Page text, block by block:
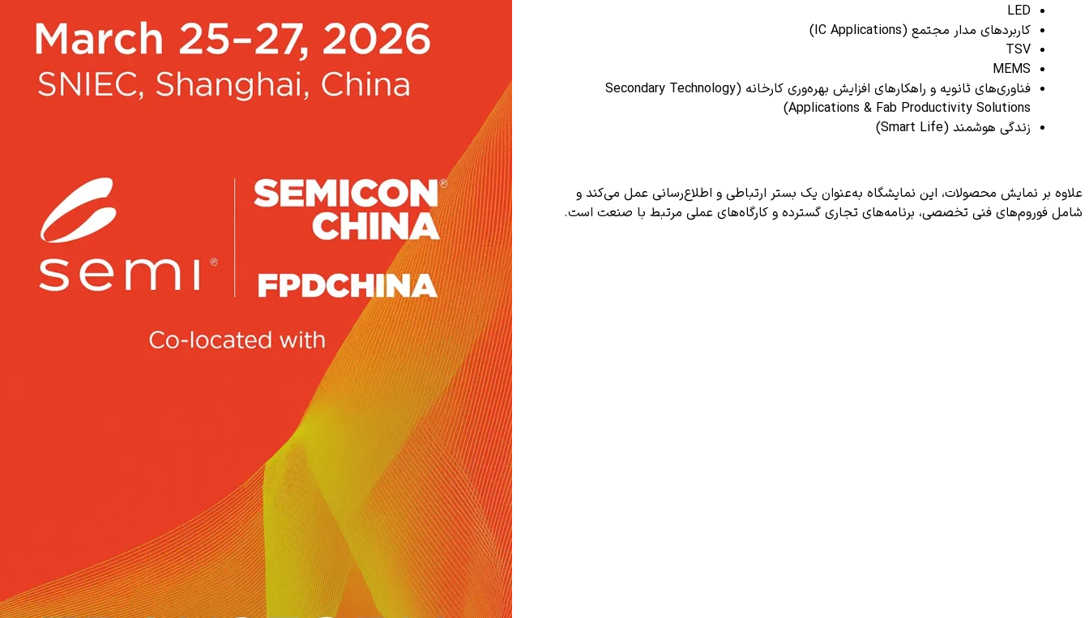
LED
کاربردهای مدار مجتمع (IC Applications)
TSV
MEMS
فناوری‌های ثانویه و راهکارهای افزایش بهره‌وری کارخانه (Secondary Technology
Applications & Fab Productivity Solutions)
زندگی هوشمند (Smart Life)
علاوه بر نمایش محصولات، این نمایشگاه به‌عنوان یک بستر ارتباطی و اطلاع‌رسانی عمل می‌کند و
شامل فوروم‌های فنی تخصصی، برنامه‌های تجاری گسترده و کارگاه‌های عملی مرتبط با صنعت است.